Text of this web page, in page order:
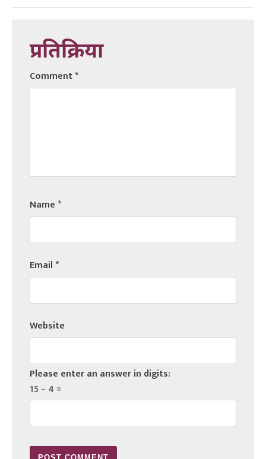
प्रतिक्रिया
Comment*
Name*
Email*
Website
Please enter an answer in digits:
15 − 4 =